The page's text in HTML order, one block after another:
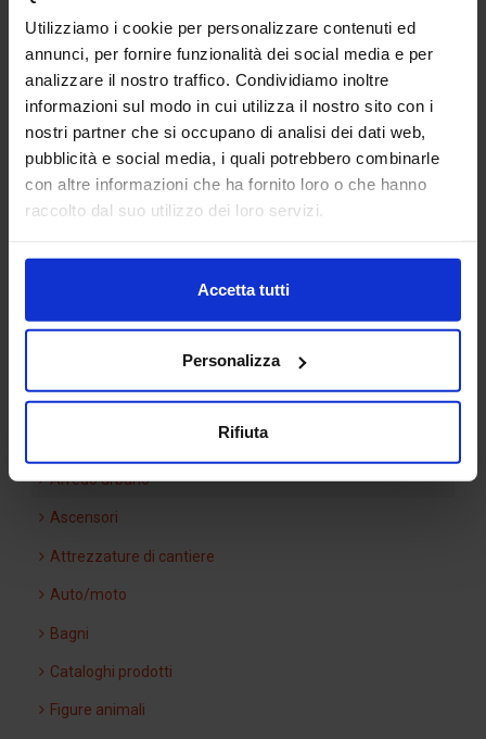
Utilizziamo i cookie per personalizzare contenuti ed
annunci, per fornire funzionalità dei social media e per
analizzare il nostro traffico. Condividiamo inoltre
informazioni sul modo in cui utilizza il nostro sito con i
nostri partner che si occupano di analisi dei dati web,
pubblicità e social media, i quali potrebbero combinarle
con altre informazioni che ha fornito loro o che hanno
raccolto dal suo utilizzo dei loro servizi.
Accetta tutti
Personalizza
Rifiuta
Traliccio corrente
Categorie Blocchi CAD
Arredi interni
Arredo urbano
Ascensori
Attrezzature di cantiere
Auto/moto
Bagni
Cataloghi prodotti
Figure animali